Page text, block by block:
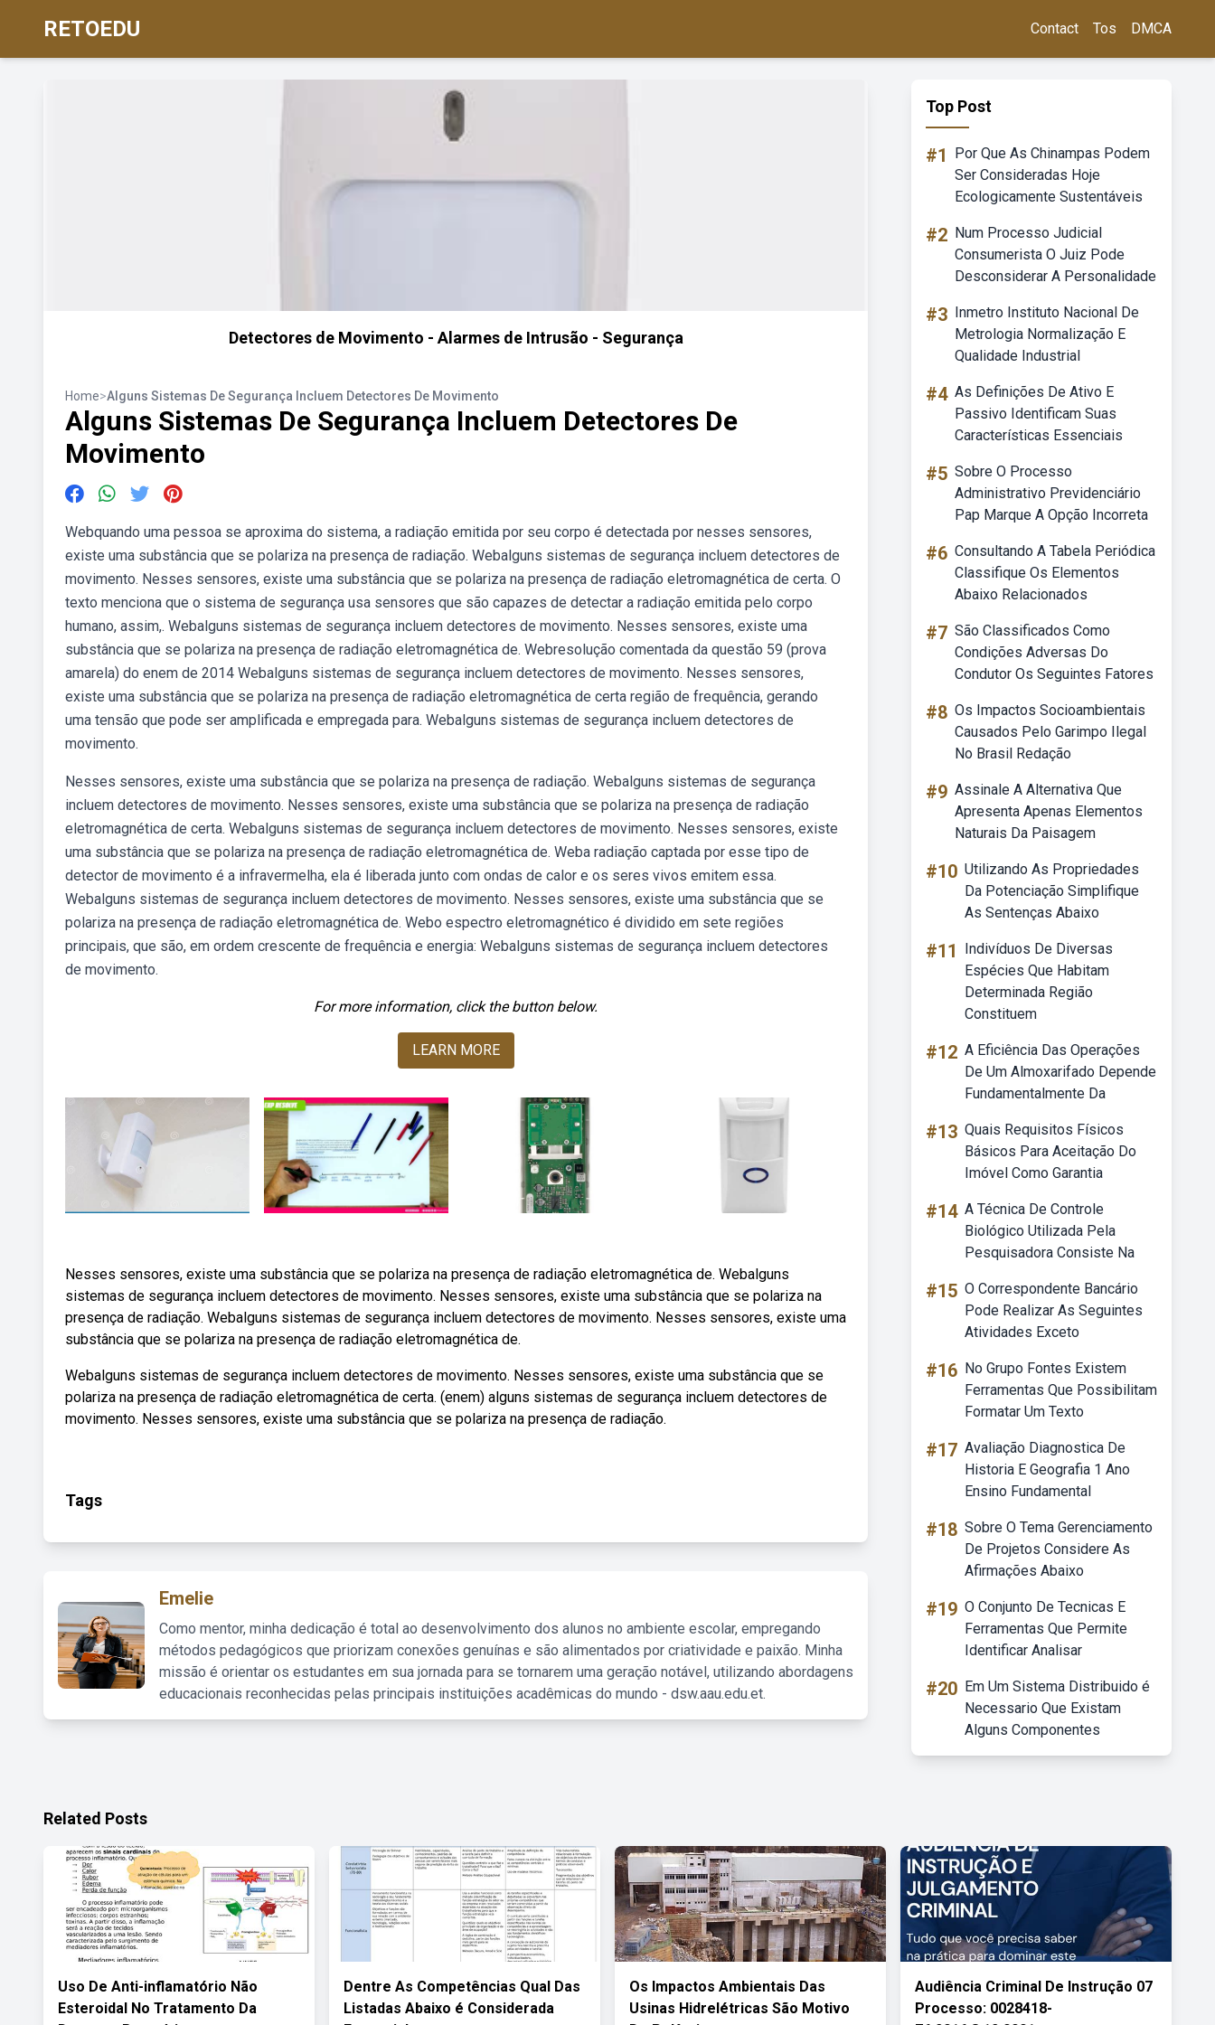
RETOEDU Contact Tos DMCA
Detectores de Movimento - Alarmes de Intrusão - Segurança
Home>Alguns Sistemas De Segurança Incluem Detectores De Movimento
Alguns Sistemas De Segurança Incluem Detectores De
Movimento
Webquando uma pessoa se aproxima do sistema, a radiação emitida por seu corpo é detectada por nesses sensores,
existe uma substância que se polariza na presença de radiação. Webalguns sistemas de segurança incluem detectores de
movimento. Nesses sensores, existe uma substância que se polariza na presença de radiação eletromagnética de certa. O
texto menciona que o sistema de segurança usa sensores que são capazes de detectar a radiação emitida pelo corpo
humano, assim,. Webalguns sistemas de segurança incluem detectores de movimento. Nesses sensores, existe uma
substância que se polariza na presença de radiação eletromagnética de. Webresolução comentada da questão 59 (prova
amarela) do enem de 2014 Webalguns sistemas de segurança incluem detectores de movimento. Nesses sensores,
existe uma substância que se polariza na presença de radiação eletromagnética de certa região de frequência, gerando
uma tensão que pode ser amplificada e empregada para. Webalguns sistemas de segurança incluem detectores de
movimento.
Nesses sensores, existe uma substância que se polariza na presença de radiação. Webalguns sistemas de segurança
incluem detectores de movimento. Nesses sensores, existe uma substância que se polariza na presença de radiação
eletromagnética de certa. Webalguns sistemas de segurança incluem detectores de movimento. Nesses sensores, existe
uma substância que se polariza na presença de radiação eletromagnética de. Weba radiação captada por esse tipo de
detector de movimento é a infravermelha, ela é liberada junto com ondas de calor e os seres vivos emitem essa.
Webalguns sistemas de segurança incluem detectores de movimento. Nesses sensores, existe uma substância que se
polariza na presença de radiação eletromagnética de. Webo espectro eletromagnético é dividido em sete regiões
principais, que são, em ordem crescente de frequência e energia: Web alguns sistemas de segurança incluem detectores
de movimento.
For more information, click the button below.
LEARN MORE
Nesses sensores, existe uma substância que se polariza na presença de radiação eletromagnética de. Webalguns
sistemas de segurança incluem detectores de movimento. Nesses sensores, existe uma substância que se polariza na
presença de radiação. Webalguns sistemas de segurança incluem detectores de movimento. Nesses sensores, existe uma
substância que se polariza na presença de radiação eletromagnética de.
Webalguns sistemas de segurança incluem detectores de movimento. Nesses sensores, existe uma substância que se
polariza na presença de radiação eletromagnética de certa. (enem) alguns sistemas de segurança incluem detectores de
movimento. Nesses sensores, existe uma substância que se polariza na presença de radiação.
Tags
Emelie
Como mentor, minha dedicação é total ao desenvolvimento dos alunos no ambiente escolar, empregando
métodos pedagógicos que priorizam conexões genuínas e são alimentados por criatividade e paixão. Minha
missão é orientar os estudantes em sua jornada para se tornarem uma geração notável, utilizando abordagens
educacionais reconhecidas pelas principais instituições acadêmicas do mundo - dsw.aau.edu.et.
Top Post
#1
Por Que As Chinampas Podem
Ser Consideradas Hoje
Ecologicamente Sustentáveis
#2 Num Processo Judicial
Consumerista O Juiz Pode
Desconsiderar A Personalidade
#3 Inmetro Instituto Nacional De
Metrologia Normalização E
Qualidade Industrial
#4 As Definições De Ativo E
Passivo Identificam Suas
Características Essenciais
#5 Sobre O Processo
Administrativo Previdenciário
Pap Marque A Opção Incorreta
#6 Consultando A Tabela Periódica
Classifique Os Elementos
Abaixo Relacionados
#7 São Classificados Como
Condições Adversas Do
Condutor Os Seguintes Fatores
#8 Os Impactos Socioambientais
Causados Pelo Garimpo Ilegal
No Brasil Redação
#9 Assinale A Alternativa Que
Apresenta Apenas Elementos
Naturais Da Paisagem
#10 Utilizando As Propriedades
Da Potenciação Simplifique
As Sentenças Abaixo
#11
Indivíduos De Diversas
Espécies Que Habitam
Determinada Região
Constituem
#12 A Eficiência Das Operações
De Um Almoxarifado Depende
Fundamentalmente Da
#13 Quais Requisitos Físicos
Básicos Para Aceitação Do
Imóvel Como Garantia
#14 A Técnica De Controle
Biológico Utilizada Pela
Pesquisadora Consiste Na
#15 O Correspondente Bancário
Pode Realizar As Seguintes
Atividades Exceto
#16 No Grupo Fontes Existem
Ferramentas Que Possibilitam
Formatar Um Texto
#17 Avaliação Diagnostica De
Historia E Geografia 1 Ano
Ensino Fundamental
#18 Sobre O Tema Gerenciamento
De Projetos Considere As
Afirmações Abaixo
#19 O Conjunto De Tecnicas E
Ferramentas Que Permite
Identificar Analisar
#20 Em Um Sistema Distribuido é
Necessario Que Existam
Alguns Componentes
Related Posts
Uso De Anti-inflamatório Não
Esteroidal No Tratamento Da
Dentre As Competências Qual Das
Listadas Abaixo é Considerada
Os Impactos Ambientais Das
Usinas Hidrelétricas São Motivo
Audiência Criminal De Instrução 07
Processo: 0028418-